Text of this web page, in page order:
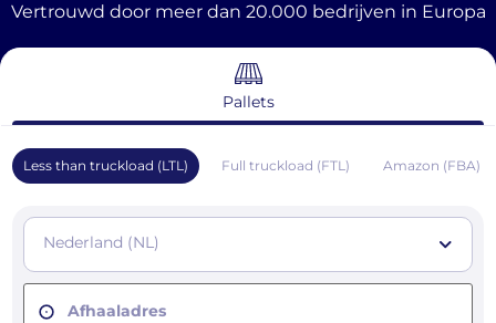
Vertrouwd door meer dan 20.000 bedrijven in Europa
Pallets
Less than truckload (LTL) Full truckload (FTL) Amazon (FBA)
Nederland (NL)
Afhaaladres